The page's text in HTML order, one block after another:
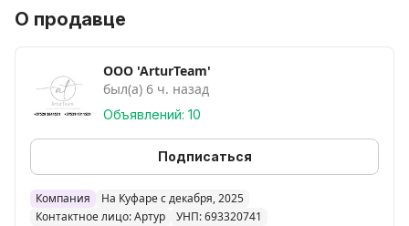
О продавце
OOO 'ArturTeam'
был(а) 6 ч. назад
Объявлений: 10
Подписаться
Компания
На Куфаре с декабря, 2025
Контактное лицо: Артур
УНП: 693320741